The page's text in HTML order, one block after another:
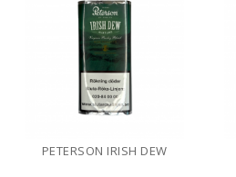
PETERSON IRISH DEW